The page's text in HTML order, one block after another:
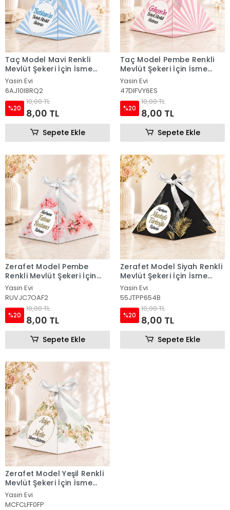
Taç Model Mavi Renkli
Mevlüt Şekeri İçin İsme
Özel Piramit Külah
Yasin Evi
6AJ10I8RQ2
%20
10,00 TL
8,00 TL
Sepete Ekle
Taç Model Pembe Renkli
Mevlüt Şekeri İçin İsme
Özel Piramit Külah
Yasin Evi
47DIFVY6ES
%20
10,00 TL
8,00 TL
Sepete Ekle
Zerafet Model Pembe
Renkli Mevlüt Şekeri İçin
İsme Özel Piramit Külah
Yasin Evi
RUVJC7OAF2
%20
10,00 TL
8,00 TL
Sepete Ekle
Zerafet Model Siyah Renkli
Mevlüt Şekeri İçin İsme
Özel Piramit Külah
Yasin Evi
55JTPP654B
%20
10,00 TL
8,00 TL
Sepete Ekle
Zerafet Model Yeşil Renkli
Mevlüt Şekeri İçin İsme
Özel Piramit Külah
Yasin Evi
MCFCLFF0FP